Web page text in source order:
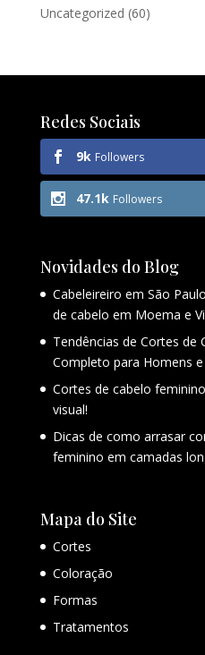
Uncategorized (60)
Redes Sociais
9k Followers
47.1k Followers
Novidades do Blog
Cabeleireiro em São
de cabelo em Moema e
Tendências de Cortes de
Completo para Homens
Cortes de cabelo
visual!
Dicas de como arrasar
feminino em camadas
Mapa do Site
Cortes
Coloração
Formas
Tratamentos